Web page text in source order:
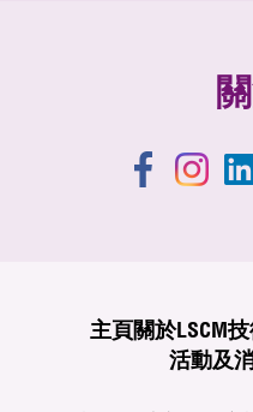
主頁 關於LSCM技
活動及